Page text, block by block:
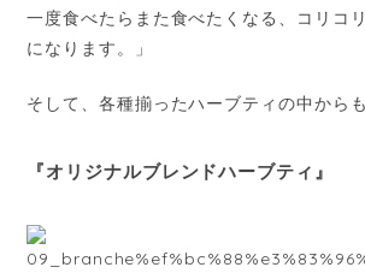
一度食べたらまた食べたくなる、コリコ
になります。」
そして、各種揃ったハーブティの中から
『オリジナルブレンドハーブティ』